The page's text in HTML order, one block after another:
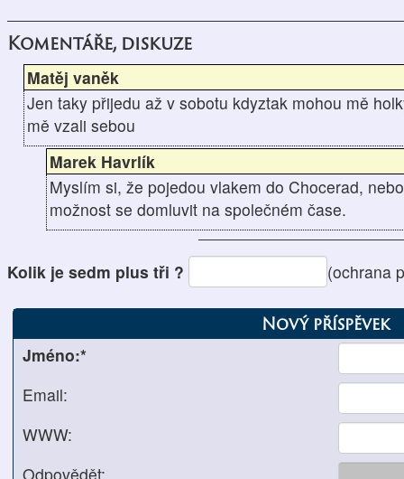
Komentáře, diskuze
Matěj vaněk
Jen taky přijedu až v sobotu kdyztak mohou mě
mě vzali sebou
Marek Havrlík
Myslím si, že pojedou vlakem do Chocerad,
možnost se domluvit na společném čase.
Kolik je sedm plus tři ? (ochrana
Nový příspěvek
Jméno:*
Email:
WWW:
Odpovědět: